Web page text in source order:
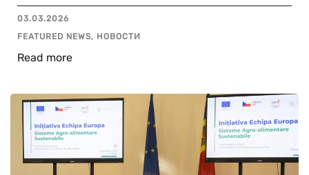
03.03.2026
FEATURED NEWS, НОВОСТИ
Read more